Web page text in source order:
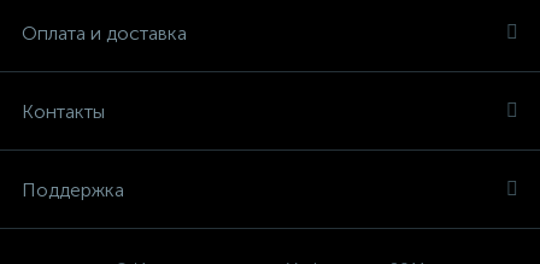
Оплата и доставка
Контакты
Поддержка